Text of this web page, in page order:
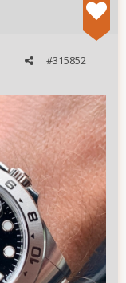
#315852